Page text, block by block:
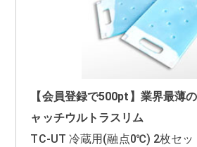
【会員登録で500pt】業界最薄
ャッチウルトラスリム
TC-UT 冷蔵用(融点0℃) 2枚セッ